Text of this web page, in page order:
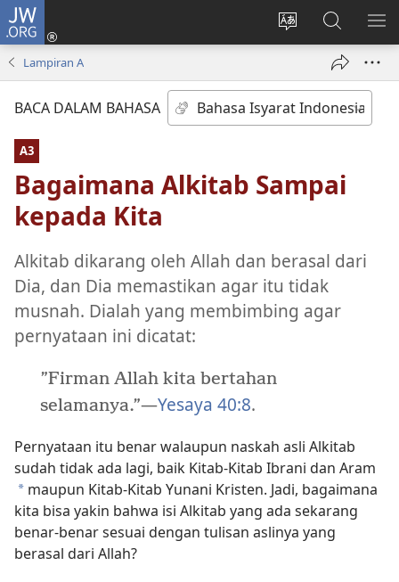
JW.ORG
Ganti
bahasa
Log
window
baru)
Cari
di
JW.ORG
Lampiran A
BACA DALAM BAHASA
A3
Bagaimana Alkitab Sampai
kepada Kita
Alkitab dikarang oleh Allah dan berasal dari
Dia, dan Dia memastikan agar itu tidak
musnah. Dialah yang membimbing agar
pernyataan ini dicatat:
”Firman Allah kita bertahan
selamanya.”—Yesaya 40:8.
Pernyataan itu benar walaupun naskah asli Alkitab
sudah tidak ada lagi, baik Kitab-Kitab Ibrani dan Aram
a maupun Kitab-Kitab Yunani Kristen. Jadi, bagaimana
kita bisa yakin bahwa isi Alkitab yang ada sekarang
benar-benar sesuai dengan tulisan aslinya yang
berasal dari Allah?